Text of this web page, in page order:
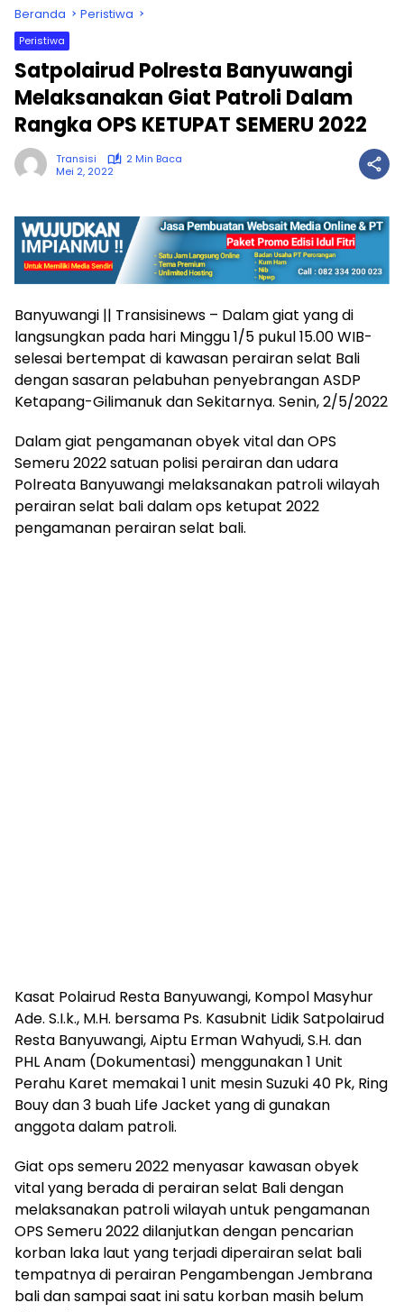
Beranda Peristiwa
Peristiwa
Satpolairud Polresta Banyuwangi
Melaksanakan Giat Patroli Dalam
Rangka OPS KETUPAT SEMERU 2022
Transisi
2 Min Baca
Mei 2, 2022
Banyuwangi || Transisinews – Dalam giat yang di
langsungkan pada hari Minggu 1/5 pukul 15.00 WIB-
selesai bertempat di kawasan perairan selat Bali
dengan sasaran pelabuhan penyebrangan ASDP
Ketapang-Gilimanuk dan Sekitarnya. Senin, 2/5/2022
Dalam giat pengamanan obyek vital dan OPS
Semeru 2022 satuan polisi perairan dan udara
Polreata Banyuwangi melaksanakan patroli wilayah
perairan selat bali dalam ops ketupat 2022
pengamanan perairan selat bali.
Kasat Polairud Resta Banyuwangi, Kompol Masyhur
Ade. S.I.k., M.H. bersama Ps. Kasubnit Lidik Satpolairud
Resta Banyuwangi, Aiptu Erman Wahyudi, S.H. dan
PHL Anam (Dokumentasi) menggunakan 1 Unit
Perahu Karet memakai 1 unit mesin Suzuki 40 Pk, Ring
Bouy dan 3 buah Life Jacket yang di gunakan
anggota dalam patroli.
Giat ops semeru 2022 menyasar kawasan obyek
vital yang berada di perairan selat Bali dengan
melaksanakan patroli wilayah untuk pengamanan
OPS Semeru 2022 dilanjutkan dengan pencarian
korban laka laut yang terjadi diperairan selat bali
tempatnya di perairan Pengambengan Jembrana
bali dan sampai saat ini satu korban masih belum